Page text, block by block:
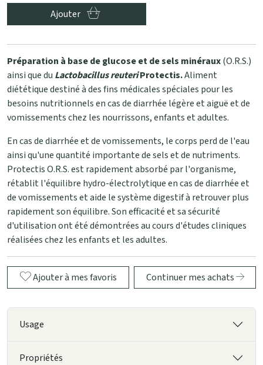
Ajouter
Préparation à base de glucose et de sels minéraux(O.R.S.)
ainsi que du Lactobacillus reuteriProtectis.Aliment
diététique destiné à des fins médicales spéciales pour les
besoins nutritionnels en cas de diarrhée légère et aiguë et de
vomissements chez les nourrissons, enfants et adultes.
En cas de diarrhée et de vomissements, le corps perd de l'eau
ainsi qu'une quantité importante de sels et de nutriments.
Protectis O.R.S. est rapidement absorbé par l'organisme,
rétablit l'équilibre hydro-électrolytique en cas de diarrhée et
de vomissements et aide le système digestif à retrouver plus
rapidement son équilibre. Son efficacité et sa sécurité
d'utilisation ont été démontrées au cours d'études cliniques
réalisées chez les enfants et les adultes.
Ajouter à mes favoris Continuer mes achats
Usage
Propriétés